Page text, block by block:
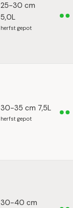
25-30 cm
5,0L
herfst gepot
30-35 cm 7,5L
herfst gepot
30-40 cm